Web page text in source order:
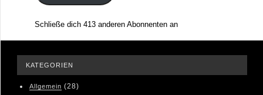
Schließe dich 413 anderen Abonnenten an
KATEGORIEN
Allgemein (28)